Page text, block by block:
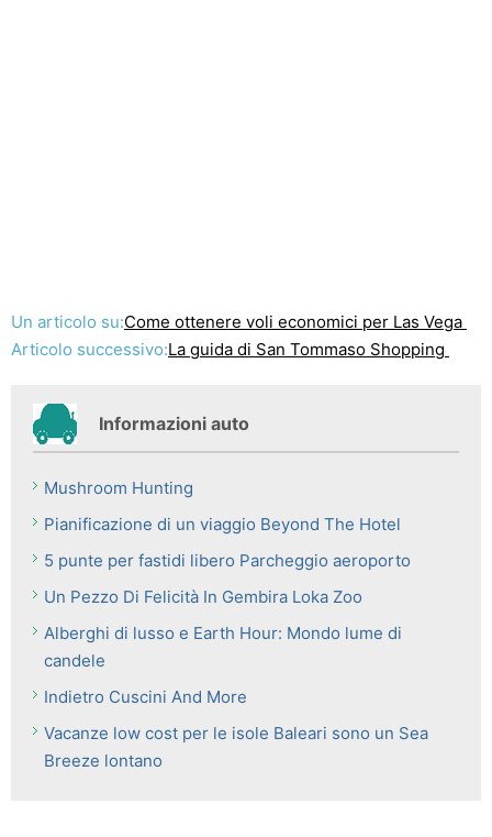
Un articolo su:Come ottenere voli economici per Las Vega
Articolo successivo:La guida di San Tommaso Shopping
Informazioni auto
Mushroom Hunting
Pianificazione di un viaggio Beyond The Hotel
5 punte per fastidi libero Parcheggio aeroporto
Un Pezzo Di Felicità In Gembira Loka Zoo
Alberghi di lusso e Earth Hour: Mondo lume di
candele
Indietro Cuscini And More
Vacanze low cost per le isole Baleari sono un Sea
Breeze lontano